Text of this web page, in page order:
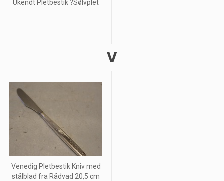
Ukendt Pletbestik ?Sølvplet
V
Venedig Pletbestik Kniv med
stålblad fra Rådvad 20,5 cm